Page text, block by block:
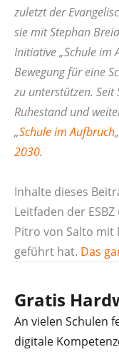
zuletzt der
sie mit Stephan
Initiative „Schule im
Bewegung für eine
zu unterstützen.
Ruhestand und
„Schule im Aufbruch„
2030.
Inhalte dieses
Leitfaden der
Pitro von Salto mit
geführt hat. Das
Gratis
An vielen Schulen
digitale